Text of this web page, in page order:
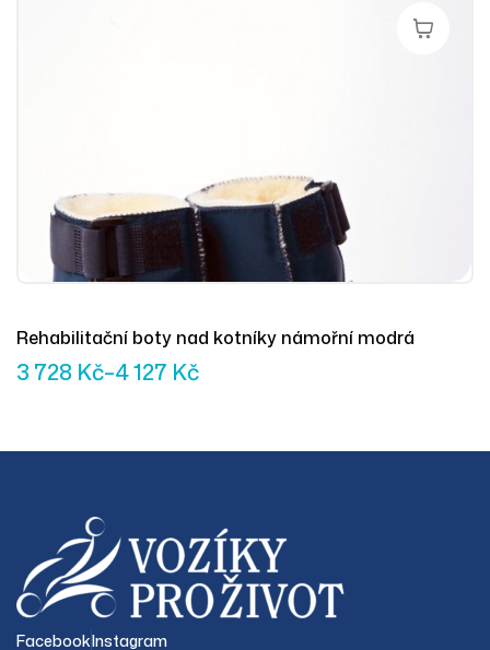
Výběr
Rehabilitační boty nad kotníky námořní modrá
3 728 Kč–4 127 Kč
FacebookInstagram